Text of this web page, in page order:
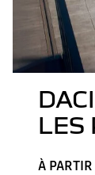
LES
À